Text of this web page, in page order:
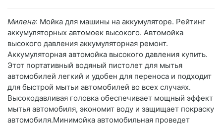
Милена: Мойка для машины на аккумуляторе. Рейтинг
аккумуляторных автомоек высокого. Автомойка
высокого давления аккумуляторная ремонт.
Аккумуляторная автомойка высокого давления купить.
Этот портативный водяный пистолет для мытья
автомобилей легкий и удобен для переноса и подходит
для быстрой мытьи автомобилей во всех случаях.
Высокодавливая головка обеспечивает мощный эффект
мытья автомобиля, экономит воду и защищает покраску
автомобиля.Минимойка автомобильная проведет